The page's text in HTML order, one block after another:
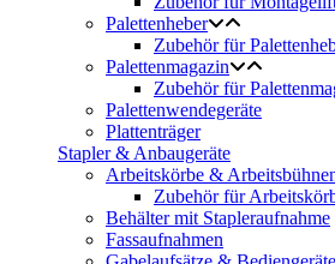
Palettenheber
Zubehör für
Palettenmagazin
Zubehör für
Palettenwendegeräte
Plattenträger
Stapler & Anbaugeräte
Arbeitskörbe &
Zubehör für
Behälter mit Stapleraufnahme
Fassaufnahmen